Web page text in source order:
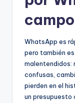
WhatsApp es
pero también
malentendidos:
confusas,
pierden en el
un presupuesto